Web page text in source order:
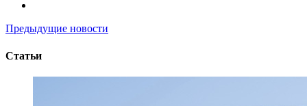
Предыдущие новости
Статьи